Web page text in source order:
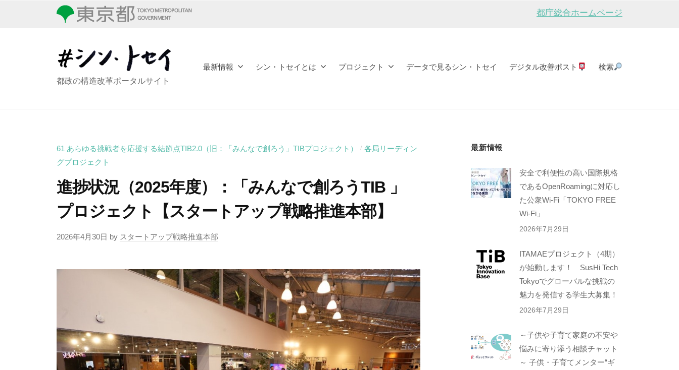
都庁総合ホームページ
シ
セ
イ
都政の構造改革ポータルサイト
最新情報 シン・トセイとは プロジェクト データで見るシン・トセイ デジタル改善ポスト 検索
61 あらゆる挑戦者を応援する結節点TIB2.0（旧：「みんなで創ろう」TIBプロジェクト） / 各局リーディン
グプロジェクト
進捗状況（2025年度）：「みんなで創ろうTIB 」
プロジェクト【スタートアップ戦略推進本部】
2026年4月30日 by スタートアップ戦略推進本部
最新情報
安全で利便性の高い国際規格
であるOpenRoamingに対応し
た公衆Wi-Fi「TOKYO FREE
Wi-Fi」
2026年7月29日
ITAMAEプロジェクト（4期）
が始動します！ SusHi Tech
Tokyoでグローバルな挑戦の
魅力を発信する学生大募集！
2026年7月29日
～子供や子育て家庭の不安や
悩みに寄り添う相談チャット
～ 子供・子育てメンター“ギ
ン
セ
イ